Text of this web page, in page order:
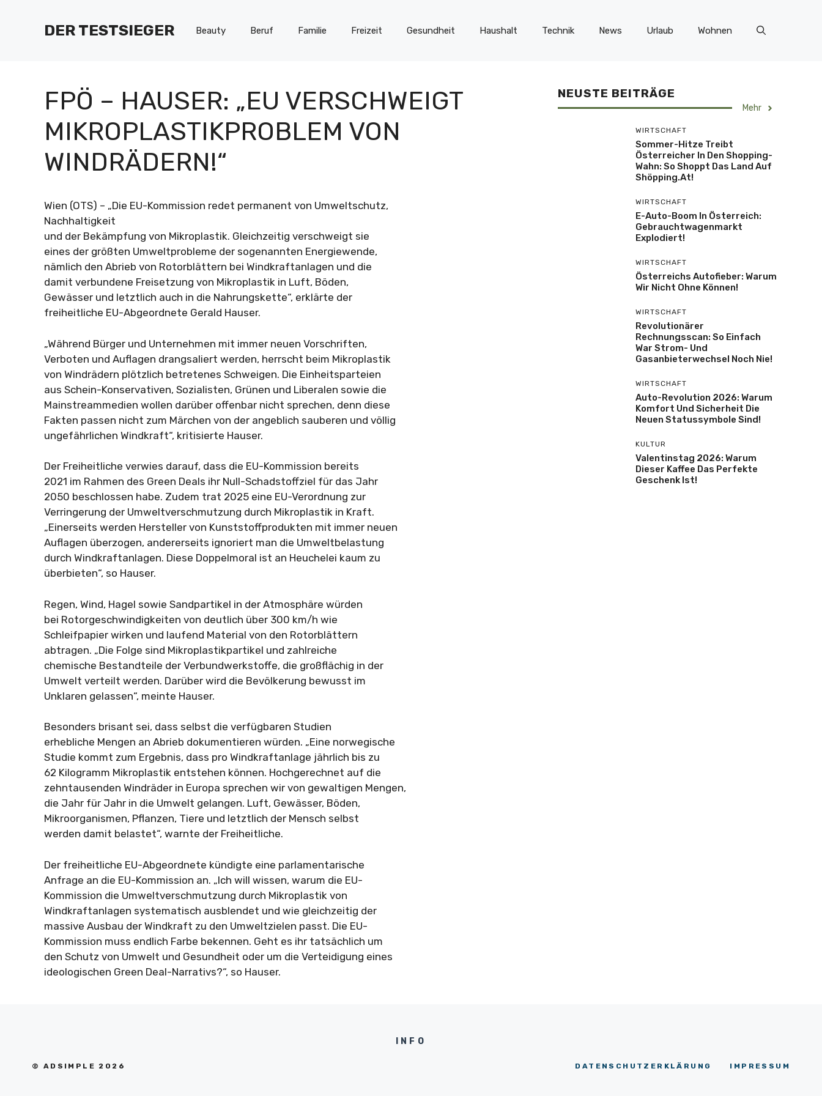
DER TESTSIEGER Beauty Beruf Familie Freizeit Gesundheit Haushalt Technik News Urlaub Wohnen
FPÖ – HAUSER: „EU VERSCHWEIGT
MIKROPLASTIKPROBLEM VON
WINDRÄDERN!“
Wien (OTS) – „Die EU-Kommission redet permanent von Umweltschutz,
Nachhaltigkeit
und der Bekämpfung von Mikroplastik. Gleichzeitig verschweigt sie
eines der größten Umweltprobleme der sogenannten Energiewende,
nämlich den Abrieb von Rotorblättern bei Windkraftanlagen und die
damit verbundene Freisetzung von Mikroplastik in Luft, Böden,
Gewässer und letztlich auch in die Nahrungskette“, erklärte der
freiheitliche EU-Abgeordnete Gerald Hauser.
„Während Bürger und Unternehmen mit immer neuen Vorschriften,
Verboten und Auflagen drangsaliert werden, herrscht beim Mikroplastik
von Windrädern plötzlich betretenes Schweigen. Die Einheitsparteien
aus Schein-Konservativen, Sozialisten, Grünen und Liberalen sowie die
Mainstreammedien wollen darüber offenbar nicht sprechen, denn diese
Fakten passen nicht zum Märchen von der angeblich sauberen und völlig
ungefährlichen Windkraft“, kritisierte Hauser.
Der Freiheitliche verwies darauf, dass die EU-Kommission bereits
2021 im Rahmen des Green Deals ihr Null-Schadstoffziel für das Jahr
2050 beschlossen habe. Zudem trat 2025 eine EU-Verordnung zur
Verringerung der Umweltverschmutzung durch Mikroplastik in Kraft.
„Einerseits werden Hersteller von Kunststoffprodukten mit immer neuen
Auflagen überzogen, andererseits ignoriert man die Umweltbelastung
durch Windkraftanlagen. Diese Doppelmoral ist an Heuchelei kaum zu
überbieten“, so Hauser.
Regen, Wind, Hagel sowie Sandpartikel in der Atmosphäre würden
bei Rotorgeschwindigkeiten von deutlich über 300 km/h wie
Schleifpapier wirken und laufend Material von den Rotorblättern
abtragen. „Die Folge sind Mikroplastikpartikel und zahlreiche
chemische Bestandteile der Verbundwerkstoffe, die großflächig in der
Umwelt verteilt werden. Darüber wird die Bevölkerung bewusst im
Unklaren gelassen“, meinte Hauser.
Besonders brisant sei, dass selbst die verfügbaren Studien
erhebliche Mengen an Abrieb dokumentieren würden. „Eine norwegische
Studie kommt zum Ergebnis, dass pro Windkraftanlage jährlich bis zu
62 Kilogramm Mikroplastik entstehen können. Hochgerechnet auf die
zehntausenden Windräder in Europa sprechen wir von gewaltigen Mengen,
die Jahr für Jahr in die Umwelt gelangen. Luft, Gewässer, Böden,
Mikroorganismen, Pflanzen, Tiere und letztlich der Mensch selbst
werden damit belastet“, warnte der Freiheitliche.
Der freiheitliche EU-Abgeordnete kündigte eine parlamentarische
Anfrage an die EU-Kommission an. „Ich will wissen, warum die EU-
Kommission die Umweltverschmutzung durch Mikroplastik von
Windkraftanlagen systematisch ausblendet und wie gleichzeitig der
massive Ausbau der Windkraft zu den Umweltzielen passt. Die EU-
Kommission muss endlich Farbe bekennen. Geht es ihr tatsächlich um
den Schutz von Umwelt und Gesundheit oder um die Verteidigung eines
ideologischen Green Deal-Narrativs?“, so Hauser.
NEUSTE BEITRÄGE
Mehr
WIRTSCHAFT
Sommer-Hitze Treibt
Österreicher In Den Shopping-
Wahn: So Shoppt Das Land Auf
Shöpping.at!
WIRTSCHAFT
E-Auto-Boom In Österreich:
Gebrauchtwagenmarkt
Explodiert!
WIRTSCHAFT
Österreichs Autofieber: Warum
Wir Nicht Ohne Können!
WIRTSCHAFT
Revolutionärer
Rechnungsscan: So Einfach
War Strom- Und
Gasanbieterwechsel Noch Nie!
WIRTSCHAFT
Auto-Revolution 2026: Warum
Komfort Und Sicherheit Die
Neuen Statussymbole Sind!
KULTUR
Valentinstag 2026: Warum
Dieser Kaffee Das Perfekte
Geschenk Ist!
INFO
© ADSIMPLE 2026 DATENSCHUTZERKLÄRUNG IMPRESSUM